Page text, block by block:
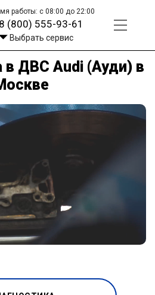
работы: с 08:00 до 22:00
8 (800) 555-93-61
Выбрать сервис
ДВС Audi (Ауди) в